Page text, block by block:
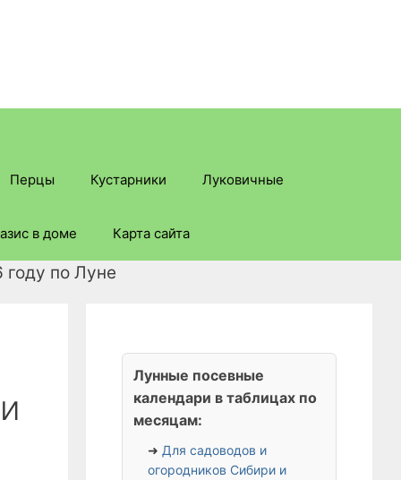
Перцы Кустарники Луковичные
в доме Карта сайта
году по Луне
Лунные посевные
календари в таблицах по
месяцам:
➜ Для садоводов и
огородников Сибири и